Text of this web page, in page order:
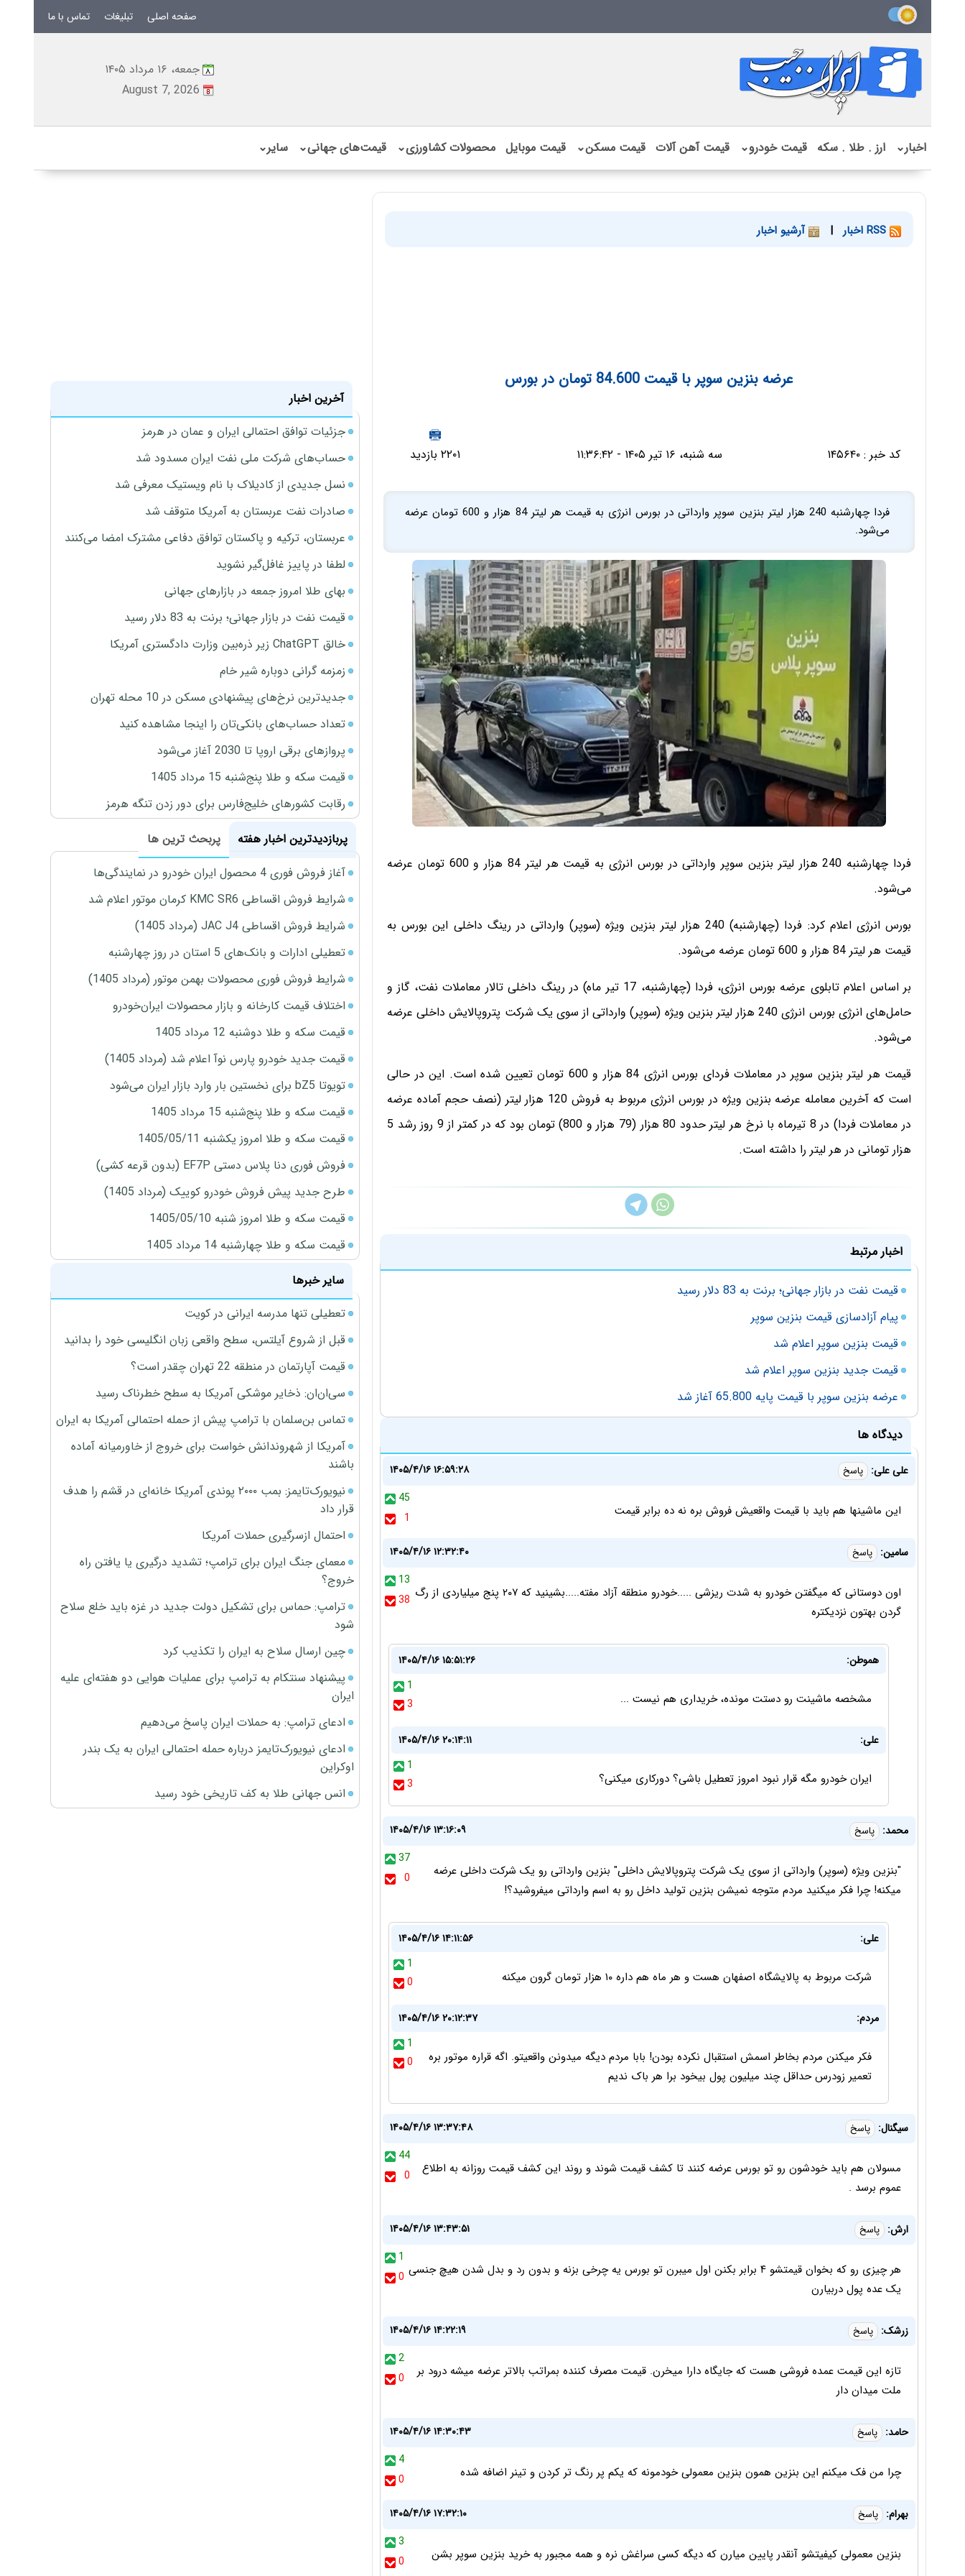
صفحه اصلی تبلیغات تماس با ما
جمعه، ۱۶ مرداد ۱۴۰۵
August 7, 2026
اخبار⌄ ارز . طلا . سکه قیمت خودرو⌄ قیمت آهن آلات قیمت مسکن⌄ قیمت موبایل محصولات کشاورزی⌄ قیمت‌های جهانی⌄ سایر⌄
| آرشیو اخبار
عرضه بنزین سوپر با قیمت 84.600 تومان در بورس
کد خبر : ۱۴۵۶۴۰ سه شنبه، ۱۶ تیر ۱۴۰۵ - ۱۱:۳۶:۴۲ ۲۲۰۱ بازدید
فردا چهارشنبه 240 هزار لیتر بنزین سوپر وارداتی در بورس انرژی به قیمت هر لیتر 84 هزار و 600 تومان عرضه
می‌شود.
فردا چهارشنبه 240 هزار لیتر بنزین سوپر وارداتی در بورس انرژی به قیمت هر لیتر 84 هزار و 600 تومان عرضه
می‌شود.
بورس انرژی اعلام کرد: فردا (چهارشنبه) 240 هزار لیتر بنزین ویژه (سوپر) وارداتی در رینگ داخلی این بورس به
قیمت هر لیتر 84 هزار و 600 تومان عرضه می‌شود.
بر اساس اعلام تابلوی عرضه بورس انرژی، فردا (چهارشنبه، 17 تیر ماه) در رینگ داخلی تالار معاملات نفت، گاز و
حامل‌های انرژی بورس انرژی 240 هزار لیتر بنزین ویژه (سوپر) وارداتی از سوی یک شرکت پتروپالایش داخلی عرضه
می‌شود.
قیمت هر لیتر بنزین سوپر در معاملات فردای بورس انرژی 84 هزار و 600 تومان تعیین شده است. این در حالی
است که آخرین معامله عرضه بنزین ویژه در بورس انرژی مربوط به فروش 120 هزار لیتر (نصف حجم آماده عرضه
در معاملات فردا) در 8 تیرماه با نرخ هر لیتر حدود 80 هزار (79 هزار و 800) تومان بود که در کمتر از 9 روز رشد 5
هزار تومانی در هر لیتر را داشته است.
اخبار مرتبط
قیمت نفت در بازار جهانی؛ برنت به 83 دلار رسید
پیام آزادسازی قیمت بنزین سوپر
قیمت بنزین سوپر اعلام شد
قیمت جدید بنزین سوپر اعلام شد
عرضه بنزین سوپر با قیمت پایه 65.800 آغاز شد
دیدگاه ها
علی علی: پاسخ
۱۴۰۵/۴/۱۶ ۱۶:۵۹:۲۸
45
1
این ماشینها هم باید با قیمت واقعیش فروش بره نه ده برابر قیمت
سامین: پاسخ
۱۴۰۵/۴/۱۶ ۱۲:۳۲:۴۰
13
38 اون دوستانی که میگفتن خودرو به شدت ریزشی .....خودرو منطقه آزاد مفته.....بشینید که ۲۰۷ پنج میلیاردی از رگ
گردن بهتون نزدیکتره
هموطن:
۱۴۰۵/۴/۱۶ ۱۵:۵۱:۲۶
1
3
مشخصه ماشینت رو دستت مونده، خریداری هم نیست ...
علی:
۱۴۰۵/۴/۱۶ ۲۰:۱۴:۱۱
1
3
ایران خودرو مگه قرار نبود امروز تعطیل باشی؟ دورکاری میکنی؟
محمد: پاسخ
۱۴۰۵/۴/۱۶ ۱۳:۱۶:۰۹
37
0
"بنزین ویژه (سوپر) وارداتی از سوی یک شرکت پتروپالایش داخلی" بنزین وارداتی رو یک شرکت داخلی عرضه
میکنه! چرا فکر میکنید مردم متوجه نمیشن بنزین تولید داخل رو به اسم وارداتی میفروشید؟!
علی:
۱۴۰۵/۴/۱۶ ۱۴:۱۱:۵۶
1
0
شرکت مربوط به پالایشگاه اصفهان هست و هر ماه هم داره ۱۰ هزار تومان گرون میکنه
مردم:
۱۴۰۵/۴/۱۶ ۲۰:۱۲:۳۷
1
0
فکر میکنن مردم بخاطر اسمش استقبال نکرده بودن! بابا مردم دیگه میدونن واقعیتو. اگه قراره موتور بره
تعمیر زودرس حداقل چند میلیون پول بیخود برا هر باک ندیم
سیگنال: پاسخ
۱۴۰۵/۴/۱۶ ۱۳:۳۷:۴۸
44
0
مسولان هم باید خودشون رو تو بورس عرضه کنند تا کشف قیمت شوند و روند این کشف قیمت روزانه به اطلاع
عموم برسد .
ارش: پاسخ
۱۴۰۵/۴/۱۶ ۱۳:۴۳:۵۱
1
0 هر چیزی رو که بخوان قیمتشو ۴ برابر بکنن اول میبرن تو بورس یه چرخی بزنه و بدون رد و بدل شدن هیچ جنسی
یک عده پول دربیارن
زرشک: پاسخ
۱۴۰۵/۴/۱۶ ۱۴:۲۲:۱۹
2
0
تازه این قیمت عمده فروشی هست که جایگاه دارا میخرن. قیمت مصرف کننده بمراتب بالاتر عرضه میشه درود بر
ملت میدان دار
حامد: پاسخ
۱۴۰۵/۴/۱۶ ۱۴:۳۰:۴۳
4
0
چرا من فک میکنم این بنزین همون بنزین معمولی خودمونه که یکم پر رنگ تر کردن و تینر اضافه شده
بهرام: پاسخ
۱۴۰۵/۴/۱۶ ۱۷:۳۲:۱۰
3
0
بنزین معمولی کیفیتشو آنقدر پایین میارن که دیگه کسی سراغش نره و همه مجبور به خرید بنزین سوپر بشن
آخرین اخبار
جزئیات توافق احتمالی ایران و عمان در هرمز
حساب‌های شرکت ملی نفت ایران مسدود شد
نسل جدیدی از کادیلاک با نام ویستیک معرفی شد
صادرات نفت عربستان به آمریکا متوقف شد
عربستان، ترکیه و پاکستان توافق دفاعی مشترک امضا می‌کنند
لطفا در پاییز غافل‌گیر نشوید
بهای طلا امروز جمعه در بازارهای جهانی
قیمت نفت در بازار جهانی؛ برنت به 83 دلار رسید
خالق ChatGPT زیر ذره‌بین وزارت دادگستری آمریکا
زمزمه گرانی دوباره شیر خام
جدیدترین نرخ‌های پیشنهادی مسکن در 10 محله تهران
تعداد حساب‌های بانکی‌تان را اینجا مشاهده کنید
پروازهای برقی اروپا تا 2030 آغاز می‌شود
قیمت سکه و طلا پنج‌شنبه 15 مرداد 1405
رقابت کشورهای خلیج‌فارس برای دور زدن تنگه هرمز
پربازدیدترین اخبار هفته
پربحث ترین ها
آغاز فروش فوری 4 محصول ایران خودرو در نمایندگی‌ها
شرایط فروش اقساطی KMC SR6 کرمان موتور اعلام شد
شرایط فروش اقساطی JAC J4 (مرداد 1405)
تعطیلی ادارات و بانک‌های 5 استان در روز چهارشنبه
شرایط فروش فوری محصولات بهمن موتور (مرداد 1405)
اختلاف قیمت کارخانه و بازار محصولات ایران‌خودرو
قیمت سکه و طلا دوشنبه 12 مرداد 1405
قیمت جدید خودرو پارس نوآ اعلام شد (مرداد 1405)
تویوتا bZ5 برای نخستین بار وارد بازار ایران می‌شود
قیمت سکه و طلا پنج‌شنبه 15 مرداد 1405
قیمت سکه و طلا امروز یکشنبه 1405/05/11
فروش فوری دنا پلاس دستی EF7P (بدون قرعه کشی)
طرح جدید پیش فروش خودرو کوییک (مرداد 1405)
قیمت سکه و طلا امروز شنبه 1405/05/10
قیمت سکه و طلا چهارشنبه 14 مرداد 1405
سایر خبرها
تعطیلی تنها مدرسه ایرانی در کویت
قبل از شروع آیلتس، سطح واقعی زبان انگلیسی خود را بدانید
قیمت آپارتمان در منطقه 22 تهران چقدر است؟
سی‌ان‌ان: ذخایر موشکی آمریکا به سطح خطرناک رسید
تماس بن‌سلمان با ترامپ پیش از حمله احتمالی آمریکا به ایران
آمریکا از شهروندانش خواست برای خروج از خاورمیانه آماده
باشند
نیویورک‌تایمز: بمب ۲۰۰۰ پوندی آمریکا خانه‌ای در قشم را هدف
قرار داد
احتمال ازسرگیری حملات آمریکا
معمای جنگ ایران برای ترامپ؛ تشدید درگیری یا یافتن راه
خروج؟
ترامپ: حماس برای تشکیل دولت جدید در غزه باید خلع سلاح
شود
چین ارسال سلاح به ایران را تکذیب کرد
پیشنهاد سنتکام به ترامپ برای عملیات هوایی دو هفته‌ای علیه
ایران
ادعای ترامپ: به حملات ایران پاسخ می‌دهیم
ادعای نیویورک‌تایمز درباره حمله احتمالی ایران به یک بندر
اوکراین
انس جهانی طلا به کف تاریخی خود رسید